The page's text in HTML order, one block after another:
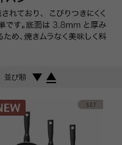
並び順